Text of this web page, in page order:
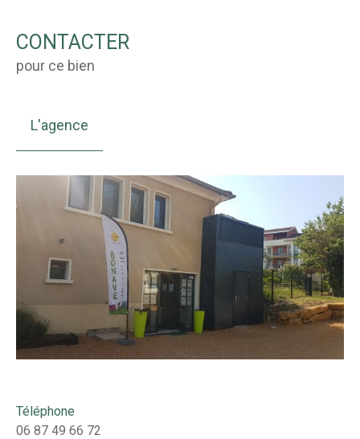
CONTACTER
pour ce bien
L'agence
Téléphone
06 87 49 66 72